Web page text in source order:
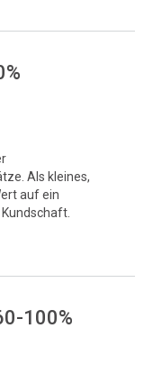
Als kleines,
auf ein
100%